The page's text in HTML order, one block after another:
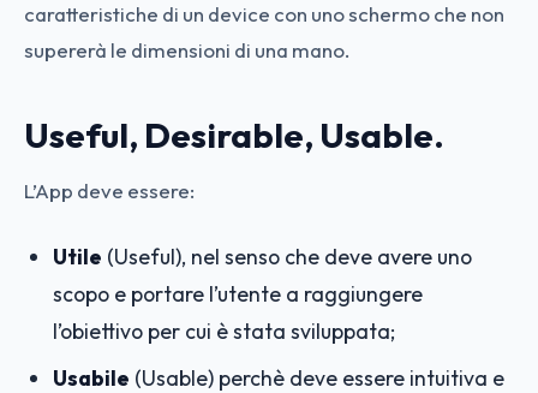
caratteristiche di un device con uno schermo che non
supererà le dimensioni di una mano.
Useful, Desirable, Usable.
L’App deve essere:
Utile (Useful), nel senso che deve avere uno
scopo e portare l’utente a raggiungere
l’obiettivo per cui è stata sviluppata;
Usabile (Usable) perchè deve essere intuitiva e